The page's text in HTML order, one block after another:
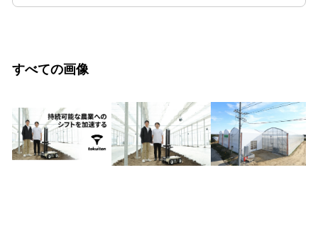
すべての画像